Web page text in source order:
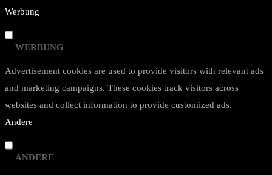
Werbung
WERBUNG
Advertisement cookies are used to provide visitors with relevant ads
and marketing campaigns. These cookies track visitors across
websites and collect information to provide customized ads.
Andere
ANDERE